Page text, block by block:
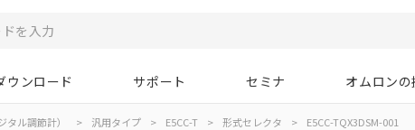
ウンロード サポート セミナ オムロン
タル調節計） > 汎用タイプ > E5CC-T > 形式セレクタ > E5CC-TQX3DSM-001